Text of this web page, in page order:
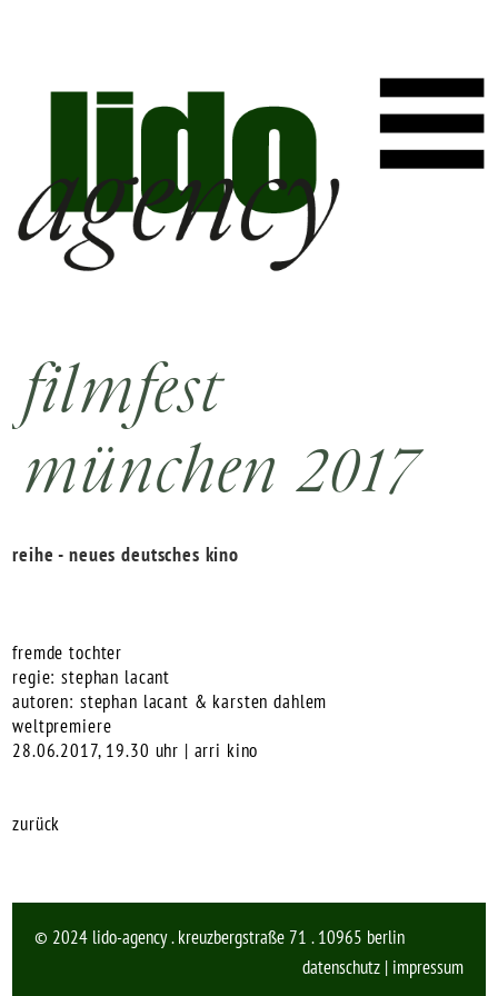
filmfest
münchen 2017
reihe - neues deutsches kino
fremde tochter
regie:stephan lacant
autoren: stephan lacant & karsten dahlem
weltpremiere
28.06.2017, 19.30 uhr | arri kino
zurück
© 2024 lido-agency . kreuzbergstraße 71 . 10965 berlin
datenschutz | impressum